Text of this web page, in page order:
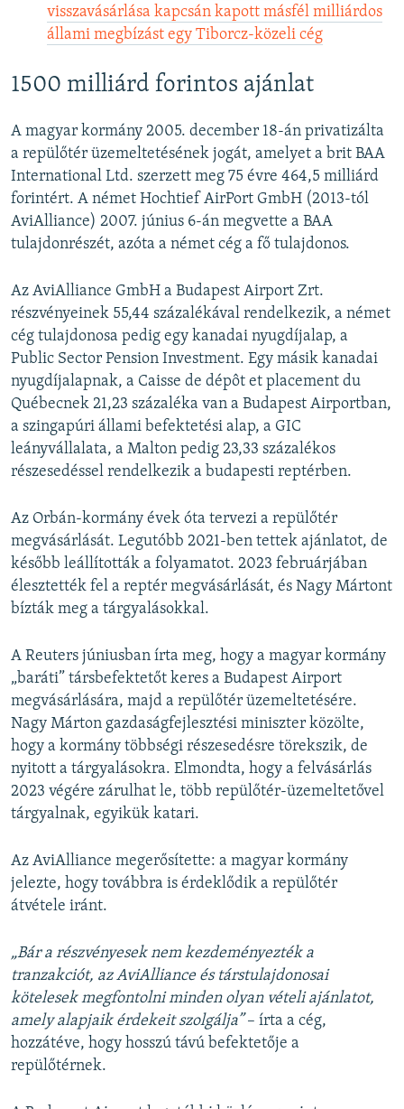
visszavásárlása kapcsán kapott másfél milliárdos
állami megbízást egy Tiborcz-közeli cég
1500 milliárd forintos ajánlat
A magyar kormány 2005. december 18-án privatizálta
a repülőtér üzemeltetésének jogát, amelyet a brit BAA
International Ltd. szerzett meg 75 évre 464,5 milliárd
forintért. A német Hochtief AirPort GmbH (2013-tól
AviAlliance) 2007. június 6-án megvette a BAA
tulajdonrészét, azóta a német cég a fő tulajdonos.
Az AviAlliance GmbH a Budapest Airport Zrt.
részvényeinek 55,44 százalékával rendelkezik, a német
cég tulajdonosa pedig egy kanadai nyugdíjalap, a
Public Sector Pension Investment. Egy másik kanadai
nyugdíjalapnak, a Caisse de dépôt et placement du
Québecnek 21,23 százaléka van a Budapest Airportban,
a szingapúri állami befektetési alap, a GIC
leányvállalata, a Malton pedig 23,33 százalékos
részesedéssel rendelkezik a budapesti reptérben.
Az Orbán-kormány évek óta tervezi a repülőtér
megvásárlását. Legutóbb 2021-ben tettek ajánlatot, de
később leállították a folyamatot. 2023 februárjában
élesztették fel a reptér megvásárlását, és Nagy Mártont
bízták meg a tárgyalásokkal.
A Reuters júniusban írta meg, hogy a magyar kormány
„baráti” társbefektetőt keres a Budapest Airport
megvásárlására, majd a repülőtér üzemeltetésére.
Nagy Márton gazdaságfejlesztési miniszter közölte,
hogy a kormány többségi részesedésre törekszik, de
nyitott a tárgyalásokra. Elmondta, hogy a felvásárlás
2023 végére zárulhat le, több repülőtér-üzemeltetővel
tárgyalnak, egyikük katari.
Az AviAlliance megerősítette: a magyar kormány
jelezte, hogy továbbra is érdeklődik a repülőtér
átvétele iránt.
„Bár a részvényesek nem kezdeményezték a
tranzakciót, az AviAlliance és társtulajdonosai
kötelesek megfontolni minden olyan vételi ajánlatot,
amely alapjaik érdekeit szolgálja”– írta a cég,
hozzátéve, hogy hosszú távú befektetője a
repülőtérnek.